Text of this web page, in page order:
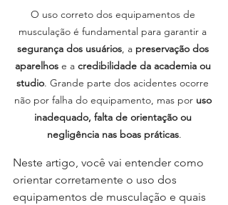
O uso correto dos equipamentos de
musculação é fundamental para garantir a
segurança dos usuários, a preservação dos
aparelhos e a credibilidade da academia ou
studio. Grande parte dos acidentes ocorre
não por falha do equipamento, mas por uso
inadequado, falta de orientação ou
negligência nas boas práticas.
Neste artigo, você vai entender como
orientar corretamente o uso dos
equipamentos de musculação e quais